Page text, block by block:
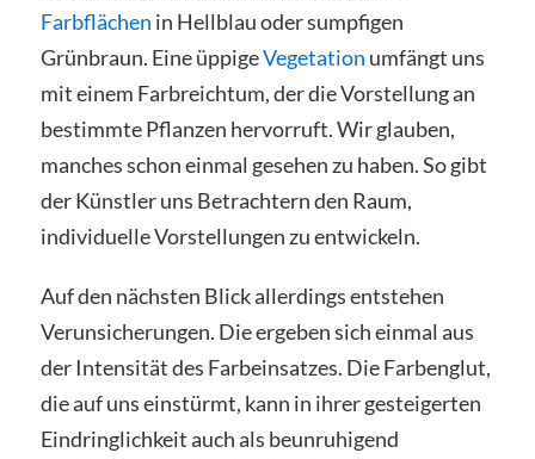
Farbflächen in Hellblau oder sumpfigen
Grünbraun. Eine üppigeVegetation umfängt uns
mit einem Farbreichtum, der die Vorstellung an
bestimmte Pflanzen hervorruft. Wir glauben,
manches schon einmal gesehen zu haben. So gibt
der Künstler uns Betrachtern den Raum,
individuelle Vorstellungen zu entwickeln.
Auf den nächsten Blick allerdings entstehen
Verunsicherungen. Die ergeben sich einmal aus
der Intensität des Farbeinsatzes. Die Farbenglut,
die auf uns einstürmt, kann in ihrer gesteigerten
Eindringlichkeit auch als beunruhigend